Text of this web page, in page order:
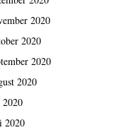
2020
2020
2020
2020
2020